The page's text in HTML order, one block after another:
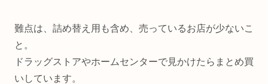
難点は、詰め替え用も含め、売っているお店が少ないこ
と。
ドラッグストアやホームセンターで見かけたらまとめ買
いしています。